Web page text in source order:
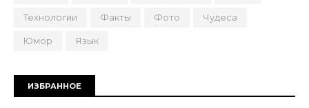
Технологии Факты Фото Чудеса
Юмор Язык
ИЗБРАННОЕ